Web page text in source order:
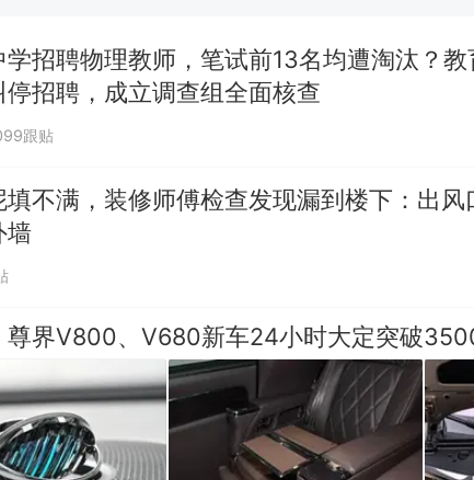
热 那个在床头放菜刀的女孩，因老师一句“跟
学招聘物理教师，笔试前13名均遭淘汰？教
停招聘，成立调查组全面核查
跟贴
填不满，装修师傅检查发现漏到楼下：出风
墙
尊界V800、V680新车24小时大定突破